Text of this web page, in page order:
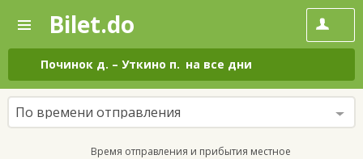
—
Поиск
и
покупка
билетов
на
автобус
онлайн
Bilet.do
Починок д. – Уткино п. на все дни
По времени отправления
Время отправления и прибытия местное